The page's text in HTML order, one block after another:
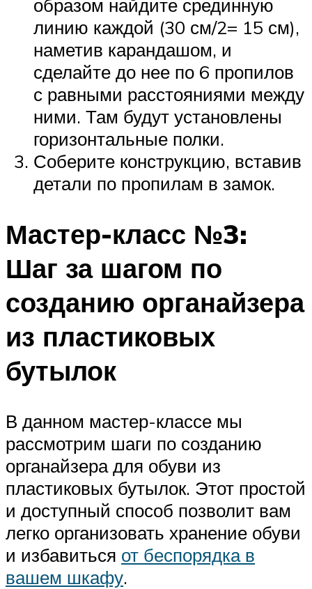
образом найдите срединную
линию каждой (30 см/2= 15 см),
наметив карандашом, и
сделайте до нее по 6 пропилов
с равными расстояниями между
ними. Там будут установлены
горизонтальные полки.
Соберите конструкцию, вставив
детали по пропилам в замок.
Мастер-класс №3:
Шаг за шагом по
созданию органайзера
из пластиковых
бутылок
В данном мастер-классе мы
рассмотрим шаги по созданию
органайзера для обуви из
пластиковых бутылок. Этот простой
и доступный способ позволит вам
легко организовать хранение обуви
и избавиться от беспорядка в
вашем шкафу.